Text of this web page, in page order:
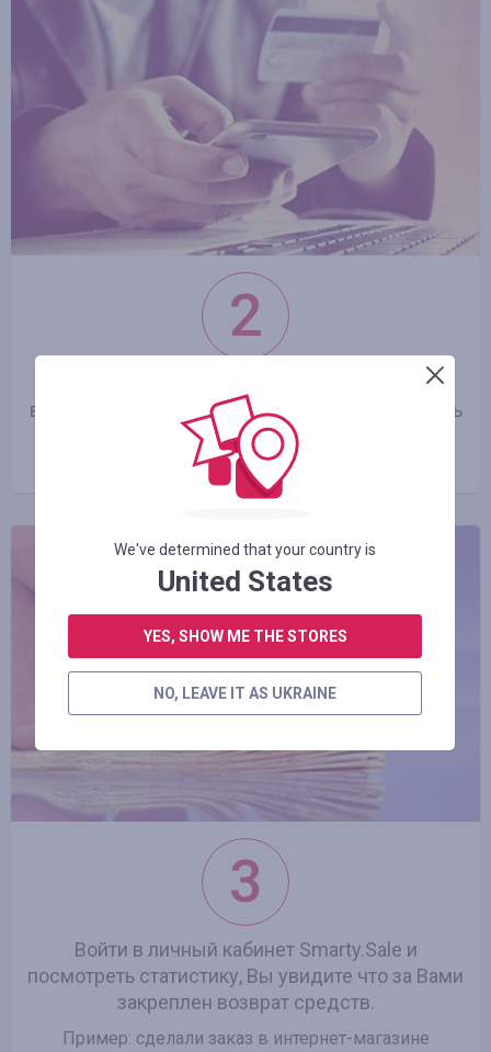
2
Перейти в каталог интернет-магазинов и
выбрать тот, в котором собираетесь совершить
покупку, перейти в магазин, заказать
необходимый Вам товар и оплатить его.
3
Войти в личный кабинет Smarty.Sale и
посмотреть статистику, Вы увидите что за Вами
закреплен возврат средств.
Пример: сделали заказ в интернет-магазине
We've determined that your country is
United States
YES, SHOW ME THE STORES
NO, LEAVE IT AS UKRAINE